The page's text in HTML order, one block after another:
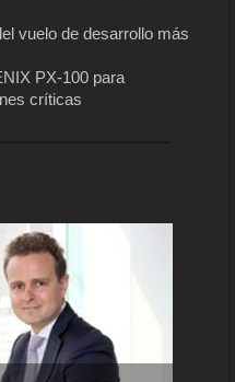
vuelo de desarrollo más
PX-100 para
críticas